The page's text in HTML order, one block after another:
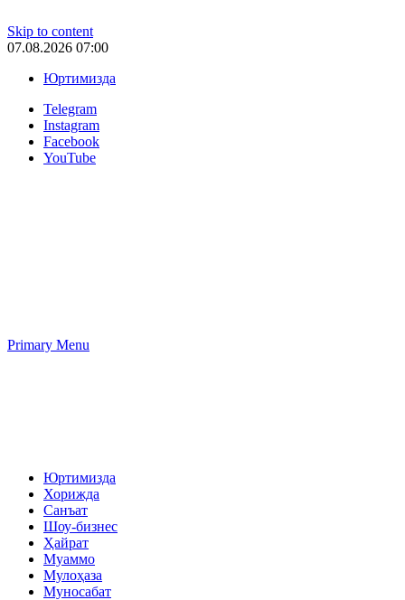
Skip to content
07.08.2026 07:00
Юртимизда
Telegram
Instagram
Facebook
YouTube
Primary Menu
Юртимизда
Хорижда
Санъат
Шоу-бизнес
Ҳайрат
Муаммо
Мулоҳаза
Муносабат